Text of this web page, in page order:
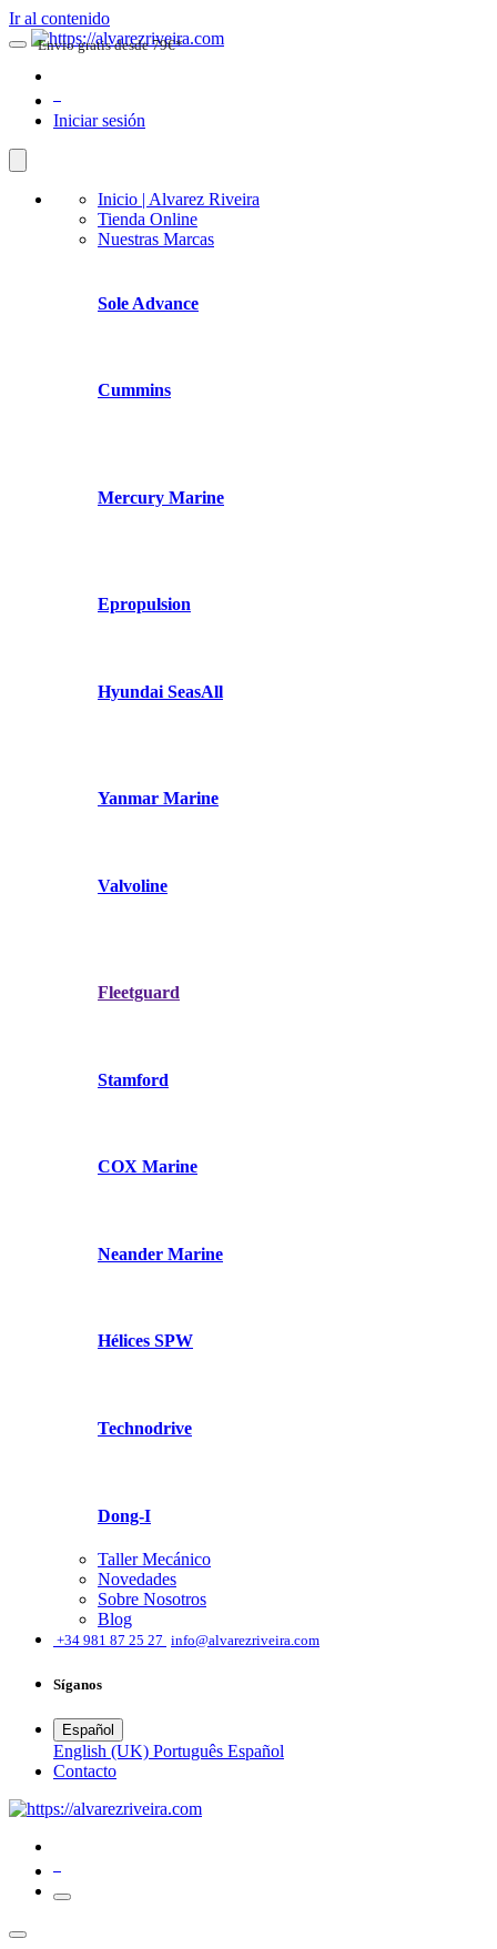
Ir al contenido
Iniciar sesión
Inicio | Alvarez Riveira
Tienda Online
Nuestras Marcas
Sole Advance
Cummins
Mercury Marine
Epropulsion
Hyundai SeasAll
Yanmar Marine
Valvoline
Fleetguard
Stamford
COX Marine
Neander Marine
Hélices SPW
Technodrive
Dong-I
Taller Mecánico
Novedades
Sobre Nosotros
Blog
+34 981 87 25 27 info@alvarezriveira.com
Síganos
Español
English (UK) Português Español
​Contacto
Envio gratis desde 79€*